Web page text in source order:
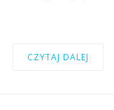
CZYTAJ DALEJ